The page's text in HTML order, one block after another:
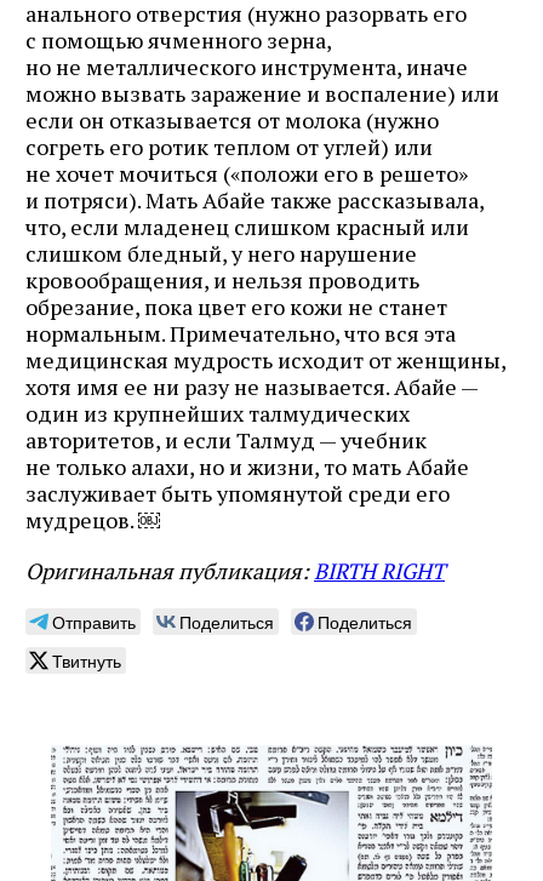
анального отверстия (нужно разорвать его
с помощью ячменного зерна,
но не металлического инструмента, иначе
можно вызвать заражение и воспаление) или
если он отказывается от молока (нужно
согреть его ротик теплом от углей) или
не хочет мочиться («положи его в решето»
и потряси). Мать Абайе также рассказывала,
что, если младенец слишком красный или
слишком бледный, у него нарушение
кровообращения, и нельзя проводить
обрезание, пока цвет его кожи не станет
нормальным. Примечательно, что вся эта
медицинская мудрость исходит от женщины,
хотя имя ее ни разу не называется. Абайе —
один из крупнейших талмудических
авторитетов, и если Талмуд — учебник
не только алахи, но и жизни, то мать Абайе
заслуживает быть упомянутой среди его
мудрецов. ￼
Оригинальная публикация:BIRTH RIGHT
Отправить Поделиться
Поделиться
Твитнуть